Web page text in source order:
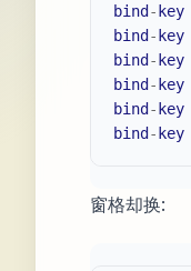
bind - key
bind - key
bind - key
bind - key
bind - key
bind - key
窗格却换: